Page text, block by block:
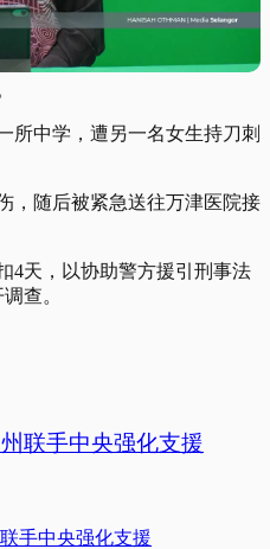
所中学，遭另一名女生持刀刺
，随后被紧急送往万津医院接
4天，以协助警方援引刑事法
查。
联手中央强化支援